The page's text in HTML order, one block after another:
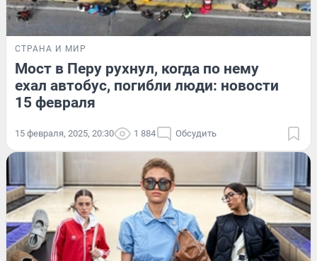
СТРАНА И МИР
Мост в Перу рухнул, когда по нему
ехал автобус, погибли люди: новости
15 февраля
15 февраля, 2025, 20:30 1 884 Обсудить